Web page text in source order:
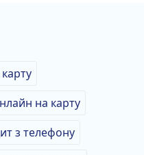
на карту
з телефону